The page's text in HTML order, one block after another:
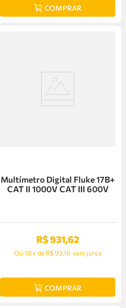
COMPRAR
Multímetro Digital Fluke 17B+
CAT II 1000V CAT III 600V
R$931,62
Ou10xde R$ 93,16 sem juros
COMPRAR